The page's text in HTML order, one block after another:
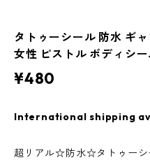
タトゥーシール 防水 ギ
女性 ピストル ボディシ
¥480
International shipping
超リアル☆防水☆タトゥーシ